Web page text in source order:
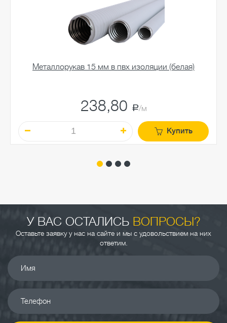
Металлорукав 15 мм в пвх изоляции (белая)
238,80 a/м
Купить
У ВАС ОСТАЛИСЬ ВОПРОСЫ?
Оставьте заявку у нас на сайте и мы с удовольствием на них
ответим.
Имя
Телефон